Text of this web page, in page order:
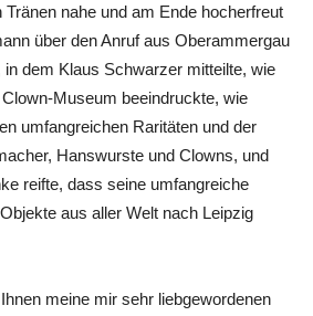
nahe und am Ende hocherfreut
über den Anruf aus Oberammergau
dem Klaus Schwarzer mitteilte, wie
Museum beeindruckte, wie
umfangreichen Raritäten und der
Hanswurste und Clowns, und
reifte, dass seine umfangreiche
aus aller Welt nach Leipzig
meine mir sehr liebgewordenen